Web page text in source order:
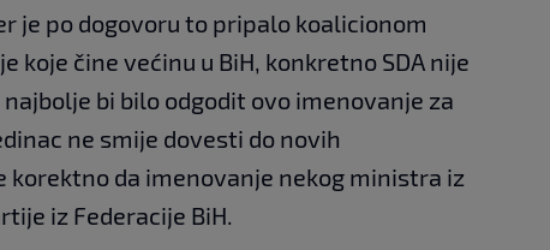
je po dogovoru to pripalo koalicionom
čine većinu u BiH, konkretno SDA nije
bi bilo odgodit ovo imenovanje za
ne smije dovesti do novih
da imenovanje nekog ministra iz
iz Federacije BiH.